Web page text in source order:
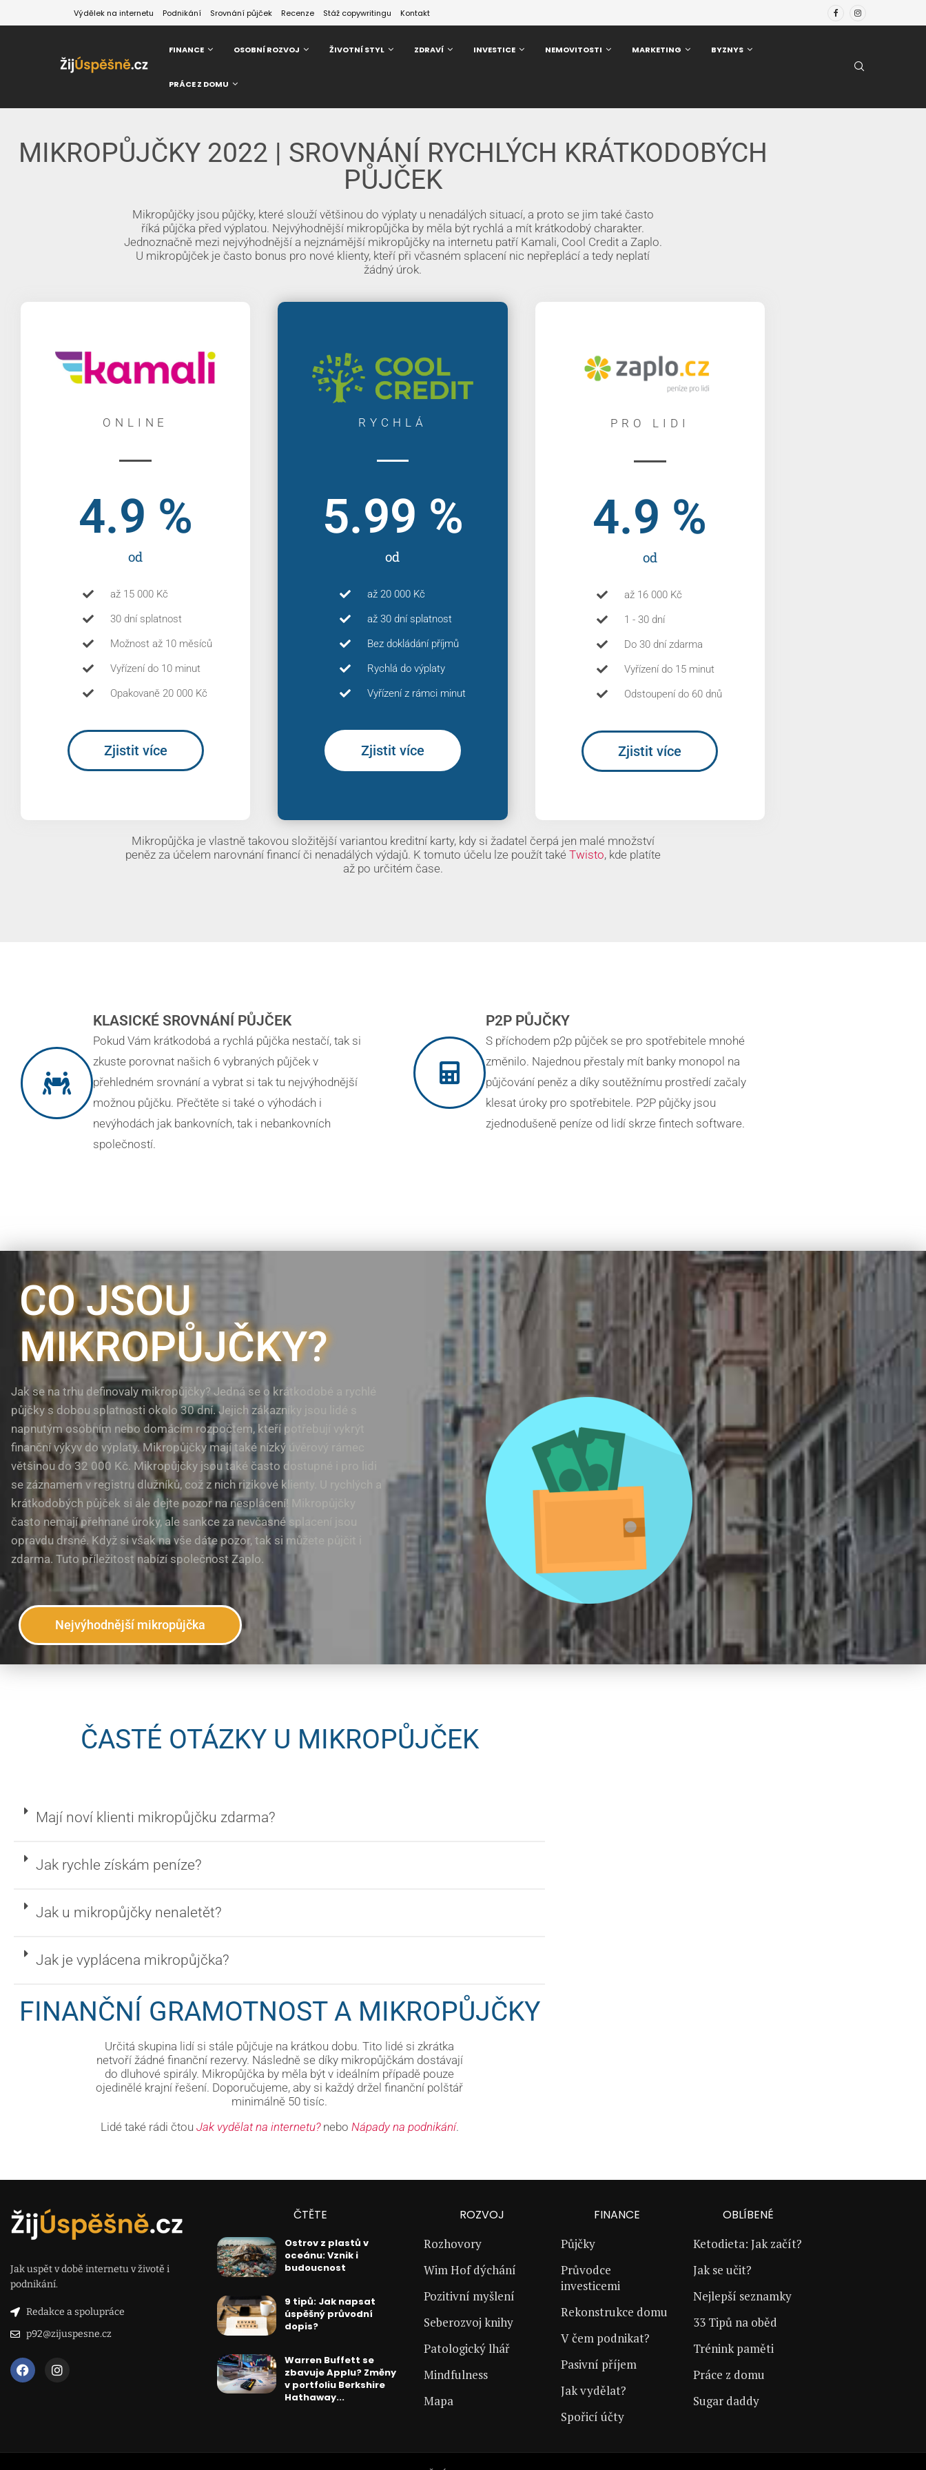
Výdělek na internetu Podnikání Srovnání půjček Recenze Stáž copywritingu Kontakt
FINANCE OSOBNÍ ROZVOJ ŽIVOTNÍ STYL ZDRAVÍ INVESTICE NEMOVITOSTI MARKETING BYZNYS
PRÁCE Z DOMU
MIKROPŮJČKY 2022 | SROVNÁNÍ RYCHLÝCH KRÁTKODOBÝCH
PŮJČEK
Mikropůjčky jsou půjčky, které slouží většinou do výplaty u nenadálých situací, a proto se jim také často
říká půjčka před výplatou. Nejvýhodnější mikropůjčka by měla být rychlá a mít krátkodobý charakter.
Jednoznačně mezi nejvýhodnější a nejznámější mikropůjčky na internetu patří Kamali, Cool Credit a Zaplo.
U mikropůjček je často bonus pro nové klienty, kteří při včasném splacení nic nepřeplácí a tedy neplatí
žádný úrok.
ONLINE
od
4.9 %
až 15 000 Kč
30 dní splatnost
Možnost až 10 měsíců
Vyřízení do 10 minut
Opakovaně 20 000 Kč
Zjistit více
RYCHLÁ
od
5.99 %
až 20 000 Kč
až 30 dní splatnost
Bez dokládání příjmů
Rychlá do výplaty
Vyřízení z rámci minut
Zjistit více
PRO LIDI
od
4.9 %
až 16 000 Kč
1 - 30 dní
Do 30 dní zdarma
Vyřízení do 15 minut
Odstoupení do 60 dnů
Zjistit více
Mikropůjčka je vlastně takovou složitější variantou kreditní karty, kdy si žadatel čerpá jen malé množství
peněz za účelem narovnání financí či nenadálých výdajů. K tomuto účelu lze použít také Twisto, kde platíte
až po určitém čase.
KLASICKÉ SROVNÁNÍ PŮJČEK
Pokud Vám krátkodobá a rychlá půjčka nestačí, tak si
zkuste porovnat našich 6 vybraných půjček v
přehledném srovnání a vybrat si tak tu nejvýhodnější
možnou půjčku. Přečtěte si také o výhodách i
nevýhodách jak bankovních, tak i nebankovních
společností.
P2P PŮJČKY
S příchodem p2p půjček se pro spotřebitele mnohé
změnilo. Najednou přestaly mít banky monopol na
půjčování peněz a díky soutěžnímu prostředí začaly
klesat úroky pro spotřebitele. P2P půjčky jsou
zjednodušeně peníze od lidí skrze fintech software.
CO JSOU
MIKROPŮJČKY?
Jak se na trhu definovaly mikropůjčky? Jedná se o krátkodobé a rychlé
půjčky s dobou splatnosti okolo 30 dní. Jejich zákazníky jsou lidé s
napnutým osobním nebo domácím rozpočtem, kteří potřebují vykrýt
finanční výkyv do výplaty. Mikropůjčky mají také nízký úvěrový rámec
většinou do 32 000 Kč. Mikropůjčky jsou také často dostupné i pro lidi
se záznamem v registru dlužníků, což z nich rizikové klienty. U rychlých a
krátkodobých půjček si ale dejte pozor na nesplácení! Mikropůjčky
často nemají přehnané úroky, ale sankce za nevčasné splacení jsou
opravdu drsné. Když si však na vše dáte pozor, tak si můžete půjčit i
zdarma. Tuto příležitost nabízí společnost Zaplo.
Nejvýhodnější mikropůjčka
ČASTÉ OTÁZKY U MIKROPŮJČEK
Mají noví klienti mikropůjčku zdarma?
Jak rychle získám peníze?
Jak u mikropůjčky nenaletět?
Jak je vyplácena mikropůjčka?
FINANČNÍ GRAMOTNOST A MIKROPŮJČKY
Určitá skupina lidí si stále půjčuje na krátkou dobu. Tito lidé si zkrátka
netvoří žádné finanční rezervy. Následně se díky mikropůjčkám dostávají
do dluhové spirály. Mikropůjčka by měla být v ideálním případě pouze
ojedinělé krajní řešení. Doporučujeme, aby si každý držel finanční polštář
minimálně 50 tisíc.
Lidé také rádi čtou Jak vydělat na internetu?nebo Nápady na podnikání.
Jak uspět v době internetu v životě i
podnikání.
Redakce a spolupráce
p92@zijuspesne.cz
ČTĚTE
Ostrov z plastů v
oceánu: Vznik i
budoucnost
9 tipů: Jak napsat
úspěšný průvodní
dopis?
Warren Buffett se
zbavuje Applu? Změny
v portfoliu Berkshire
Hathaway...
ROZVOJ
Rozhovory
Wim Hof dýchání
Pozitivní myšlení
Seberozvoj knihy
Patologický lhář
Mindfulness
Mapa
FINANCE
Půjčky
Průvodce
investicemi
Rekonstrukce domu
V čem podnikat?
Pasivní příjem
Jak vydělat?
Spořicí účty
OBLÍBENÉ
Ketodieta: Jak začít?
Jak se učit?
Nejlepší seznamky
33 Tipů na oběd
Trénink paměti
Práce z domu
Sugar daddy